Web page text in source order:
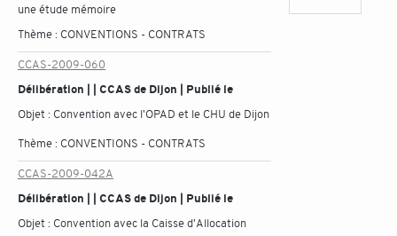
une étude mémoire
Thème : CONVENTIONS - CONTRATS
CCAS-2009-060
Délibération | | CCAS de Dijon | Publié le
Objet : Convention avec l'OPAD et le CHU de Dijon
Thème : CONVENTIONS - CONTRATS
CCAS-2009-042A
Délibération | | CCAS de Dijon | Publié le
Objet : Convention avec la Caisse d'Allocation